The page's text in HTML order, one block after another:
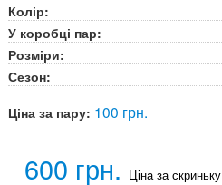
Колір:
У коробці пар:
Розміри:
Сезон:
Ціна за пару: 100 грн.
600 грн. Ціна за скриньку